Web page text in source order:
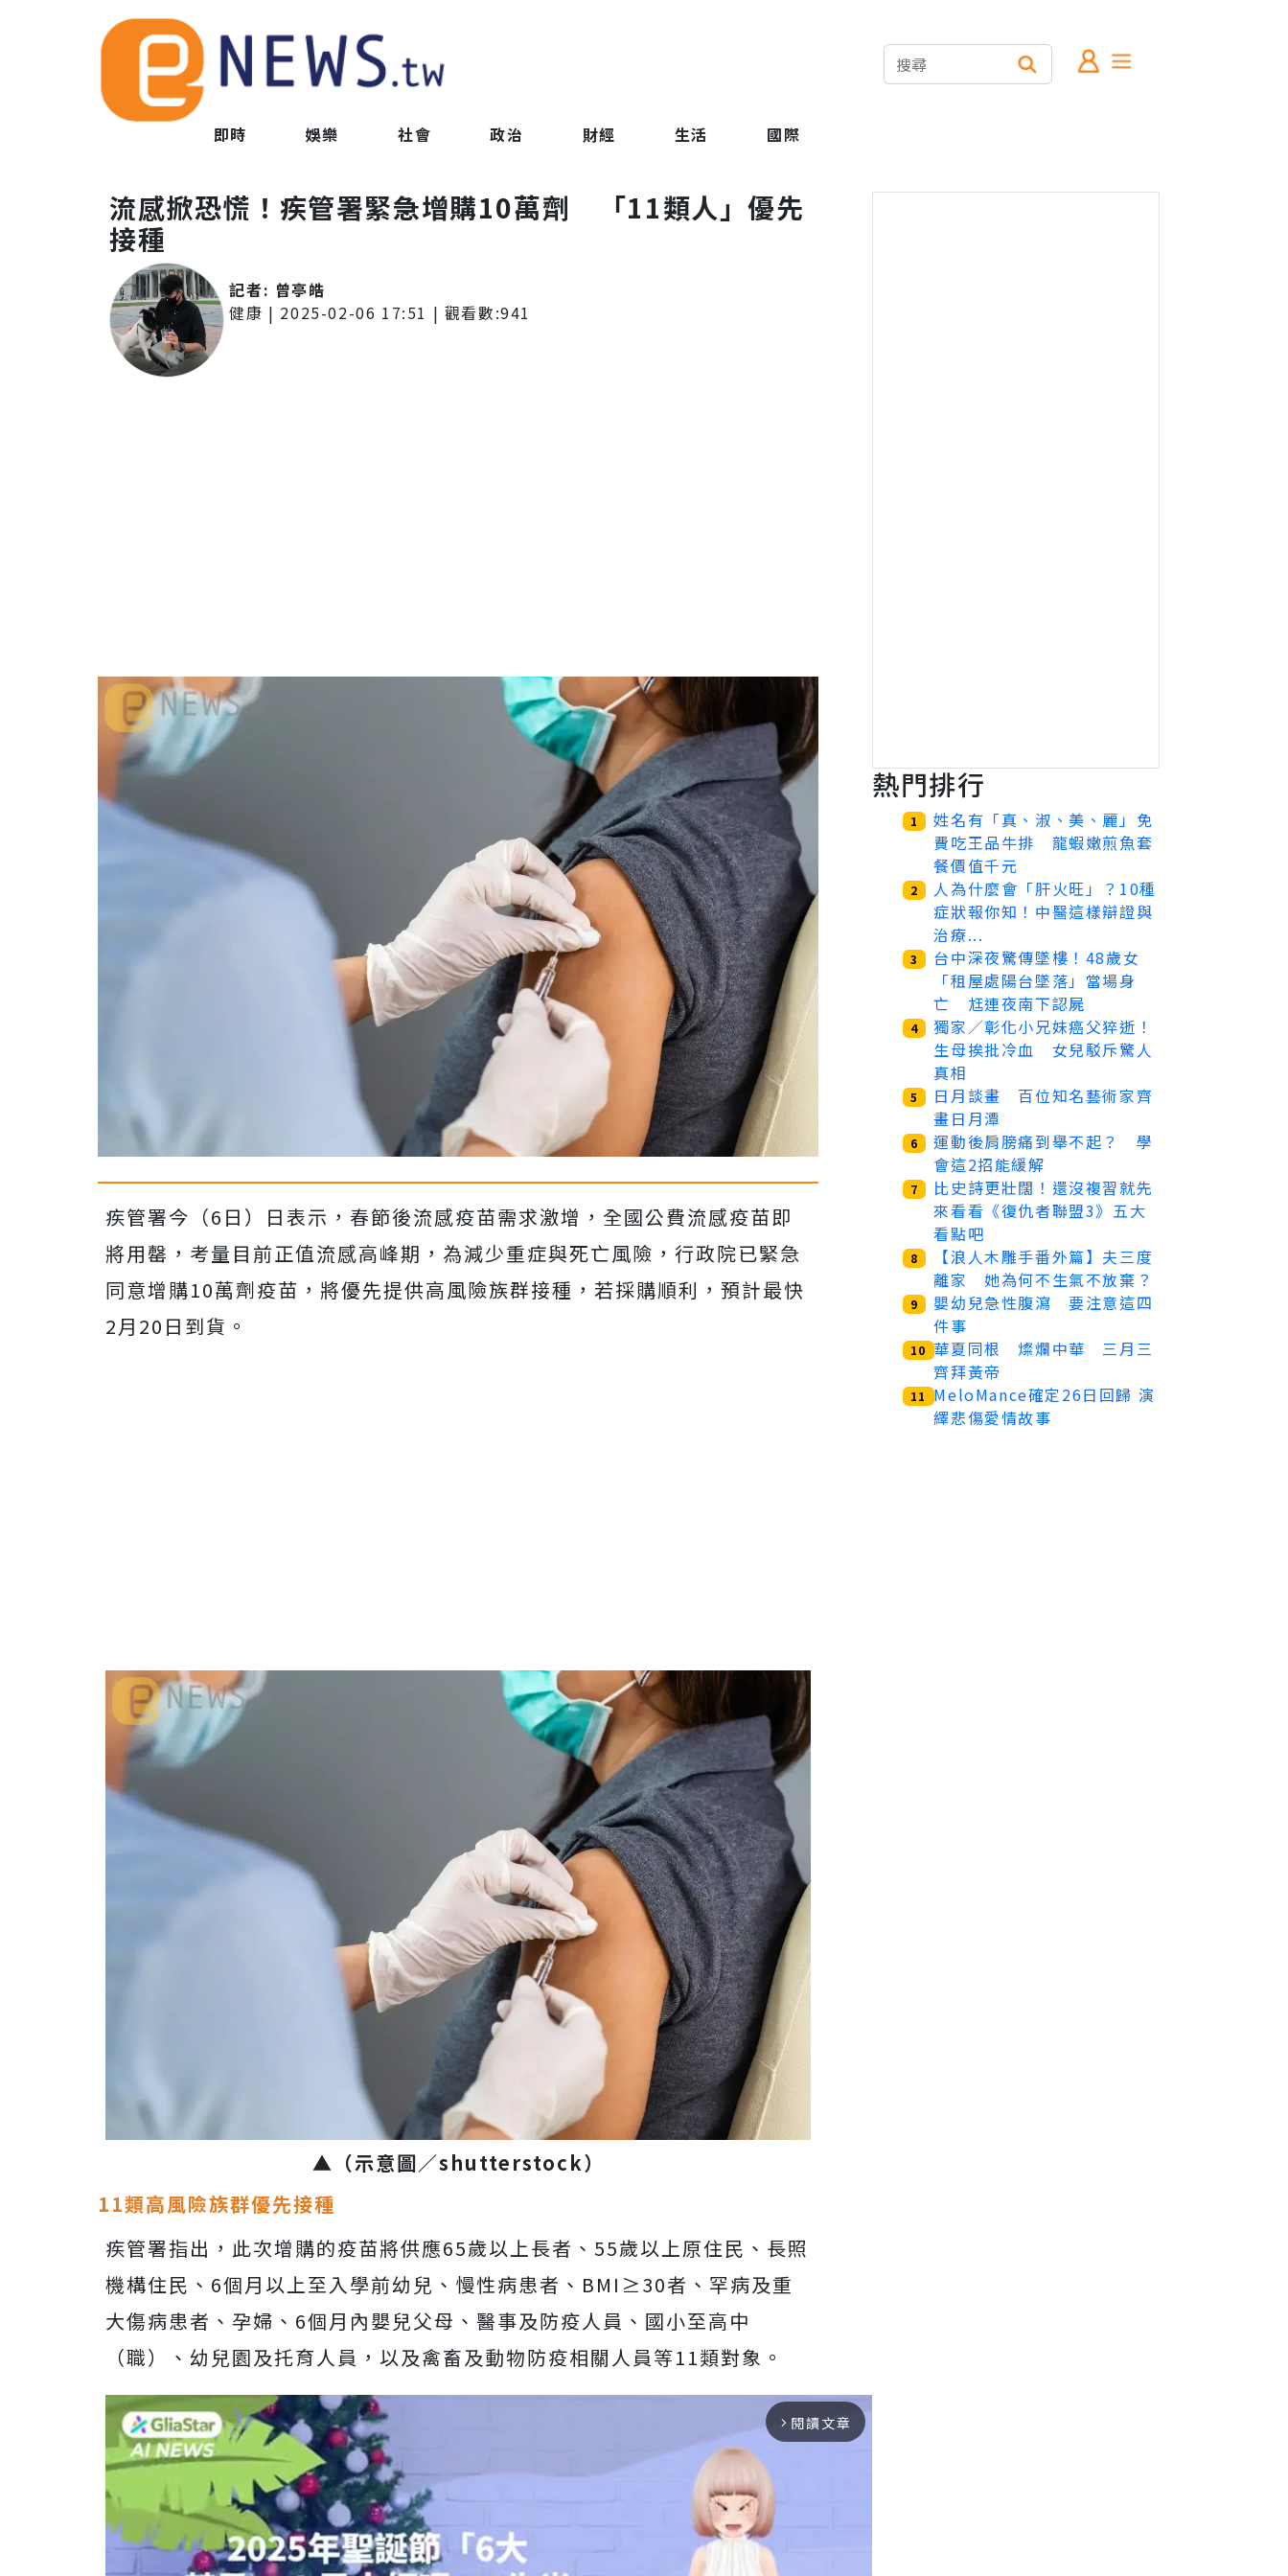
即時 娛樂 社會 政治 財經 生活 國際
流感掀恐慌！疾管署緊急增購10萬劑 「11類人」優先
接種
記者: 曾亭皓
健康 | 2025-02-06 17:51 | 觀看數:941
疾管署今（6日）日表示，春節後流感疫苗需求激增，全國公費流感疫苗即
將用罄，考量目前正值流感高峰期，為減少重症與死亡風險，行政院已緊急
同意增購10萬劑疫苗，將優先提供高風險族群接種，若採購順利，預計最快
2月20日到貨。
▲ （示意圖／shutterstock）
11類高風險族群優先接種
疾管署指出，此次增購的疫苗將供應65歲以上長者、55歲以上原住民、長照
機構住民、6個月以上至入學前幼兒、慢性病患者、BMI≥30者、罕病及重
大傷病患者、孕婦、6個月內嬰兒父母、醫事及防疫人員、國小至高中
（職）、幼兒園及托育人員，以及禽畜及動物防疫相關人員等11類對象。
arrow_forward_ios 閱讀文章
熱門排行
1
姓名有「真、淑、美、麗」免
費吃王品牛排 龍蝦嫩煎魚套
餐價值千元
2
人為什麼會「肝火旺」？10種
症狀報你知！中醫這樣辯證與
治療...
3
台中深夜驚傳墜樓！48歲女
「租屋處陽台墜落」當場身
亡 尪連夜南下認屍
4
獨家／彰化小兄妹癌父猝逝！
生母挨批冷血 女兒駁斥驚人
真相
5
日月談畫 百位知名藝術家齊
畫日月潭
6
運動後肩膀痛到舉不起？ 學
會這2招能緩解
7
比史詩更壯闊！還沒複習就先
來看看《復仇者聯盟3》五大
看點吧
8
【浪人木雕手番外篇】夫三度
離家 她為何不生氣不放棄？
9
嬰幼兒急性腹瀉 要注意這四
件事
10 華夏同根 燦爛中華 三月三
齊拜黃帝
11
MeloMance確定26日回歸 演
繹悲傷愛情故事